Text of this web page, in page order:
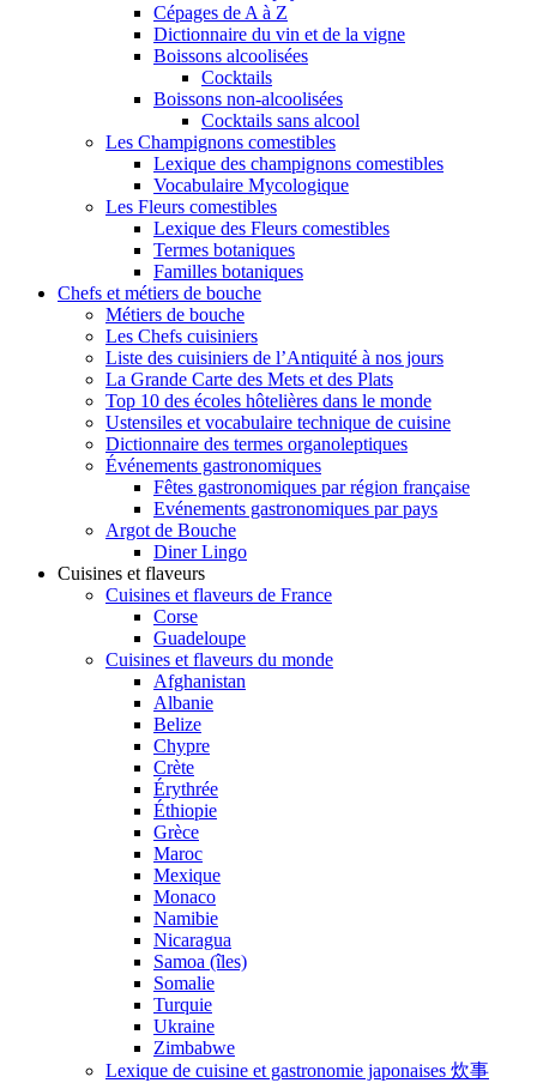
Cépages de A à Z
Dictionnaire du vin et de la vigne
Boissons alcoolisées
Cocktails
Boissons non-alcoolisées
Cocktails sans alcool
Les Champignons comestibles
Lexique des champignons comestibles
Vocabulaire Mycologique
Les Fleurs comestibles
Lexique des Fleurs comestibles
Termes botaniques
Familles botaniques
Chefs et métiers de bouche
Métiers de bouche
Les Chefs cuisiniers
Liste des cuisiniers de l’Antiquité à nos jours
La Grande Carte des Mets et des Plats
Top 10 des écoles hôtelières dans le monde
Ustensiles et vocabulaire technique de cuisine
Dictionnaire des termes organoleptiques
Événements gastronomiques
Fêtes gastronomiques par région française
Evénements gastronomiques par pays
Argot de Bouche
Diner Lingo
Cuisines et flaveurs
Cuisines et flaveurs de France
Corse
Guadeloupe
Cuisines et flaveurs du monde
Afghanistan
Albanie
Belize
Chypre
Crète
Érythrée
Éthiopie
Grèce
Maroc
Mexique
Monaco
Namibie
Nicaragua
Samoa (îles)
Somalie
Turquie
Ukraine
Zimbabwe
Lexique de cuisine et gastronomie japonaises 炊事